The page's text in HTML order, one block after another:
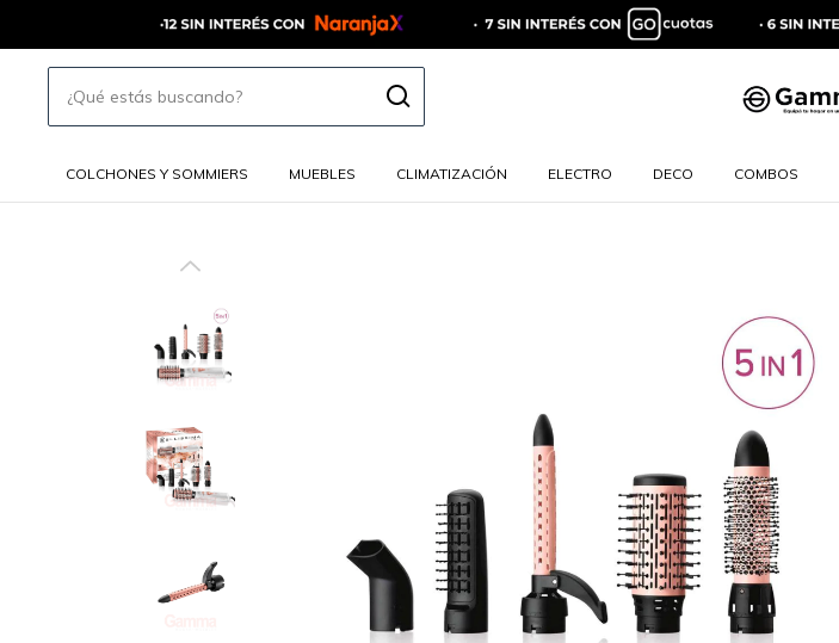
COLCHONES Y SOMMIERS MUEBLES CLIMATIZACIÓN ELECTRO DECO COMBOS